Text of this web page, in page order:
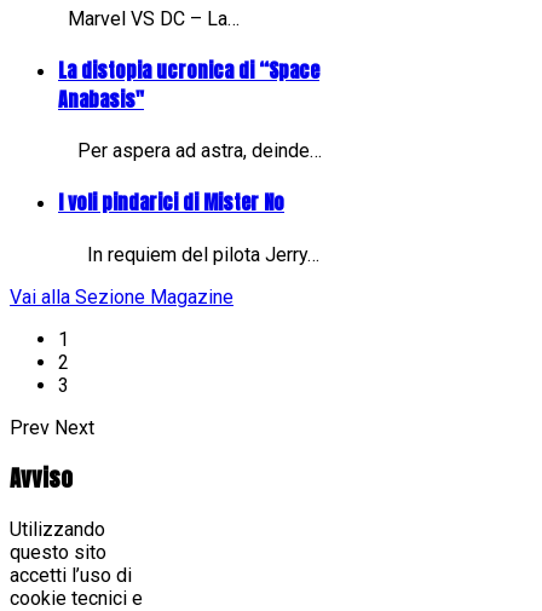
Marvel VS DC – La…
La distopia ucronica di “Space
Anabasis"
Per aspera ad astra, deinde…
I voli pindarici di Mister No
In requiem del pilota Jerry…
Vai alla Sezione Magazine
1
2
3
Prev Next
Avviso
Utilizzando
questo sito
accetti l’uso di
cookie tecnici e